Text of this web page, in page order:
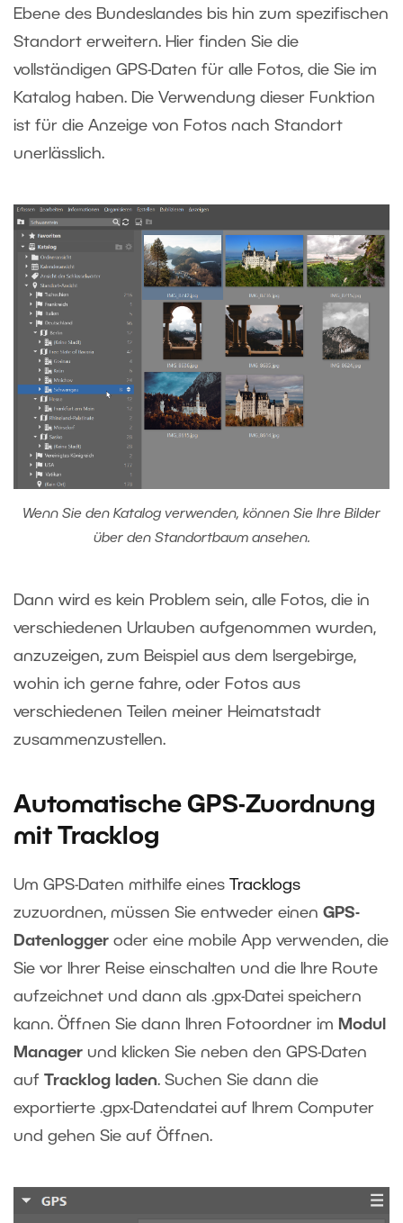
Ebene des Bundeslandes bis hin zum spezifischen
Standort erweitern. Hier finden Sie die
vollständigen GPS-Daten für alle Fotos, die Sie im
Katalog haben. Die Verwendung dieser Funktion
ist für die Anzeige von Fotos nach Standort
unerlässlich.
Wenn Sie den Katalog verwenden, können Sie Ihre Bilder
über den Standortbaum ansehen.
Dann wird es kein Problem sein, alle Fotos, die in
verschiedenen Urlauben aufgenommen wurden,
anzuzeigen, zum Beispiel aus dem Isergebirge,
wohin ich gerne fahre, oder Fotos aus
verschiedenen Teilen meiner Heimatstadt
zusammenzustellen.
Automatische GPS-Zuordnung
mit Tracklog
Um GPS-Daten mithilfe eines
Tracklogs
zuzuordnen, müssen Sie entweder einen GPS-
Datenlogger oder eine mobile App verwenden, die
Sie vor Ihrer Reise einschalten und die Ihre Route
aufzeichnet und dann als .gpx-Datei speichern
kann. Öffnen Sie dann Ihren Fotoordner im Modul
Manager und klicken Sie neben den GPS-Daten
auf Tracklog laden. Suchen Sie dann die
exportierte .gpx-Datendatei auf Ihrem Computer
und gehen Sie auf Öffnen.